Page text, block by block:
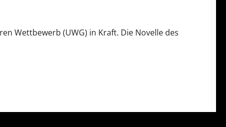
Wettbewerb (UWG) in Kraft. Die Novelle des